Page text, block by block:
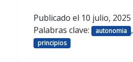
Publicado el 10 julio, 2025
Palabras clave:
autonomia ,
principios